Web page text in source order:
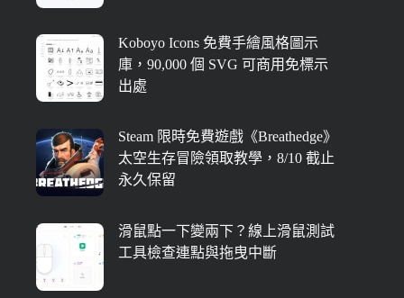
Koboyo Icons 免費手繪風格圖示
庫，90,000 個 SVG 可商用免標示
出處
Steam 限時免費遊戲《Breathedge》
太空生存冒險領取教學，8/10 截止
永久保留
滑鼠點一下變兩下？線上滑鼠測試
工具檢查連點與拖曳中斷